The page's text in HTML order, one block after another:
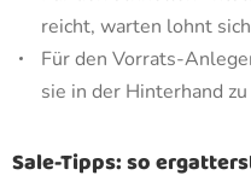
reicht, warten lohnt
Für den Vorrats-
sie in der Hinterhand
Sale-Tipps: so